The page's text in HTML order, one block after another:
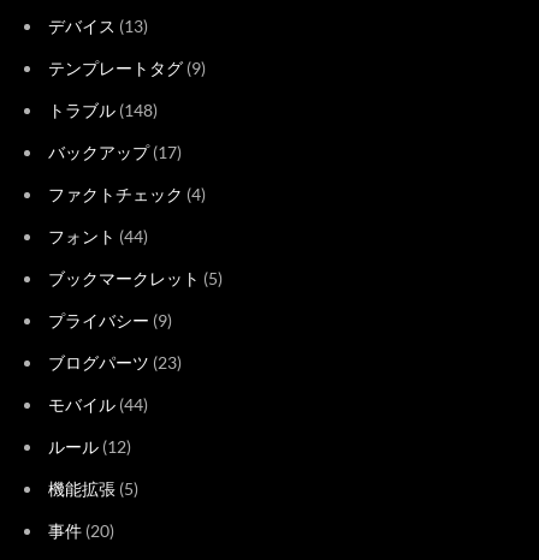
デバイス (13)
テンプレートタグ (9)
トラブル (148)
バックアップ(17)
ファクトチェック (4)
フォント (44)
ブックマークレット (5)
プライバシー (9)
ブログパーツ (23)
モバイル (44)
ルール (12)
機能拡張 (5)
事件 (20)